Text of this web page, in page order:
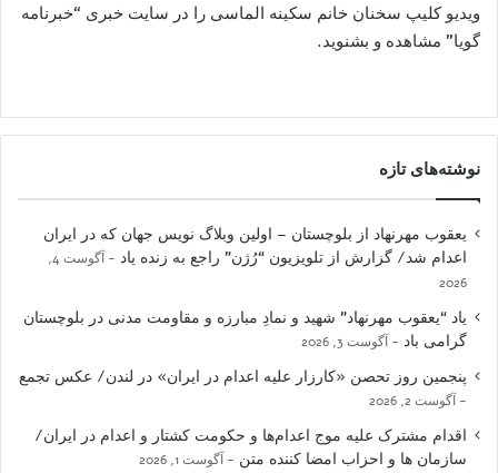
ویدیو کلیپ سخنان خانم سکینه الماسی را در سایت خبری “خبرنامه
گویا” مشاهده و بشنوید.
نوشته‌های تازه
یعقوب مهرنهاد از بلوچستان – اولین وبلاگ نویس جهان که در ایران
اعدام شد/ گزارش از تلویزیون “رُژن” راجع به زنده یاد
آگوست 4,
2026
یاد “یعقوب مهرنهاد” شهید و نمادِ مبارزه و مقاومت مدنی در بلوچستان
گرامی باد
آگوست 3, 2026
پنجمین روز تحصن «کارزار علیه اعدام در ایران» در لندن/ عکس تجمع
آگوست 2, 2026
اقدام مشترک علیه موج اعدام‌ها و حکومت کشتار و اعدام در ایران/
سازمان ها و احزاب امضا کننده متن
آگوست 1, 2026